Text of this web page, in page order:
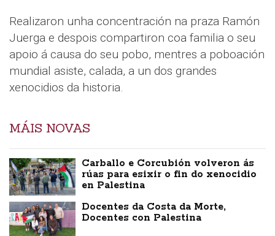
Realizaron unha concentración na praza Ramón
Juerga e despois compartiron coa familia o seu
apoio á causa do seu pobo, mentres a poboación
mundial asiste, calada, a un dos grandes
xenocidios da historia.
MÁIS NOVAS
Carballo e Corcubión volveron ás
rúas para esixir o fin do xenocidio
en Palestina
Docentes da Costa da Morte,
Docentes con Palestina